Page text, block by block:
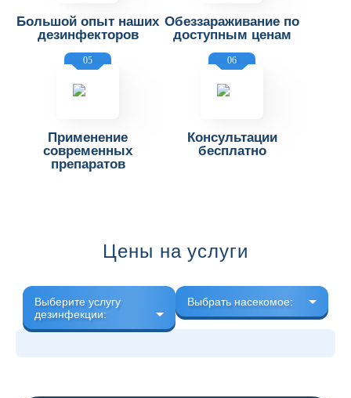
Большой опыт наших
дезинфекторов
Обеззараживание по
доступным ценам
05
Применение
современных
препаратов
06
Консультации
бесплатно
Цены на услуги
Выберите услугу
дезинфекции:
Выбрать насекомое: